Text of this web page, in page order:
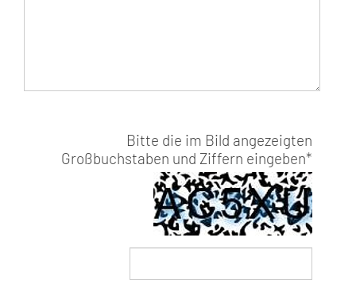
Bitte die im Bild angezeigten
Großbuchstaben und Ziffern eingeben*